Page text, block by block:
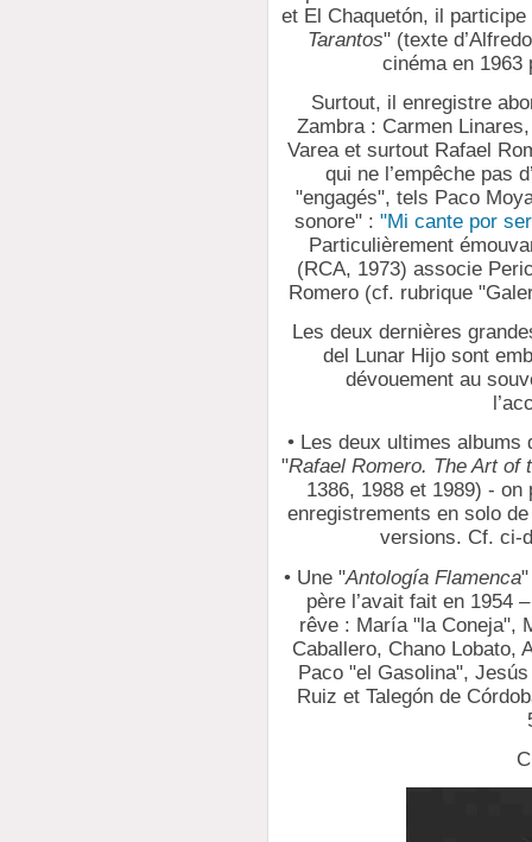
et El Chaquetón, il
Tarantos" (texte
cinéma en 1963
Surtout, il enregistre
Zambra : Carmen
Varea et surtout Rafael
qui ne l’empêche pas
"engagés", tels Paco
sonore" : "Mi cante por
Particulièrement
(RCA, 1973) associe
Romero (cf. rubrique
Les deux dernières
del Lunar Hijo sont
dévouement au
• Les deux ultimes albums
"Rafael Romero. The Art of
1386, 1988 et 1989) -
enregistrements en solo
versions. Cf. ci-
• Une "Antología Flamenca"
père l’avait fait en 1954
rêve : María "la Coneja",
Caballero, Chano Lobato,
Paco "el Gasolina",
Ruiz et Talegón de